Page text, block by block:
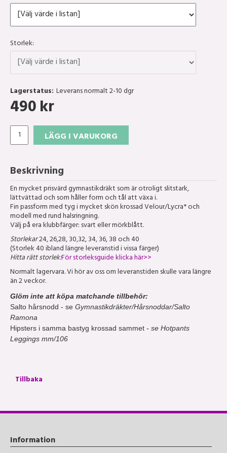
Storlek:
Lagerstatus: Leverans normalt 2-10 dgr
490kr
LÄGG I VARUKORG
Beskrivning
En mycket prisvärd gymnastikdräkt som är otroligt slitstark,
lättvättad och som håller form och tål att växa i.
Fin passform med tyg i mycket skön krossad Velour/Lycra* och
modell med rund halsringning.
Välj på era klubbfärger: svart eller mörkblått.
Storlekar24, 26,28, 30,32, 34, 36, 38 och 40
(Storlek 40 ibland längre leveranstid i vissa färger)
Hitta rätt storlek:För storleksguide klicka här>>
Normalt lagervara. Vi hör av oss om leveranstiden skulle vara längre
än 2 veckor.
Glöm inte att köpa matchande tillbehör:
Salto hårsnodd - se Gymnastikdräkter/Hårsnoddar/Salto
Ramona
Hipsters i samma bastyg krossad sammet - se Hotpants
Leggings mm/106
Tillbaka
Information